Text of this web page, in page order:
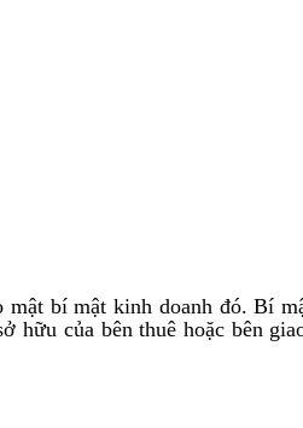
bí mật kinh doanh đó. Bí
hữu của bên thuê hoặc bên